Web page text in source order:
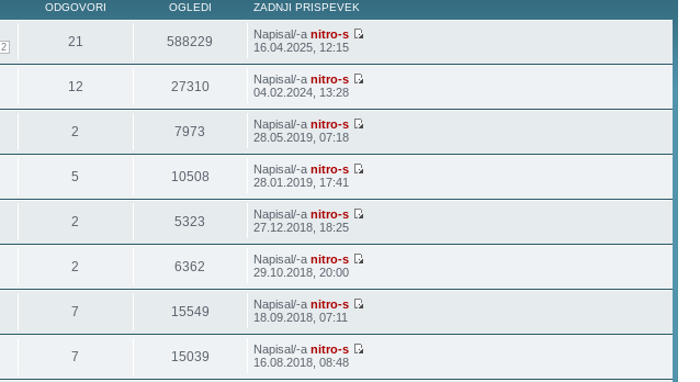
ODGOVORI OGLEDI ZADNJI PRISPEVEK
2 21 588229 Napisal/-anitro-s
16.04.2025, 12:15
12 27310 Napisal/-anitro-s
04.02.2024, 13:28
2 7973 Napisal/-anitro-s
28.05.2019, 07:18
5 10508 Napisal/-anitro-s
28.01.2019, 17:41
2 5323 Napisal/-anitro-s
27.12.2018, 18:25
2 6362 Napisal/-anitro-s
29.10.2018, 20:00
7 15549 Napisal/-anitro-s
18.09.2018, 07:11
7 15039 Napisal/-anitro-s
16.08.2018, 08:48